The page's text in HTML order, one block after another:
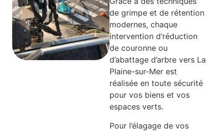
de grimpe et de rétention
modernes, chaque
intervention d’réduction
de couronne ou
d’abattage d’arbre vers La
Plaine-sur-Mer est
réalisée en toute sécurité
pour vos biens et vos
espaces verts.
Pour l’élagage de vos